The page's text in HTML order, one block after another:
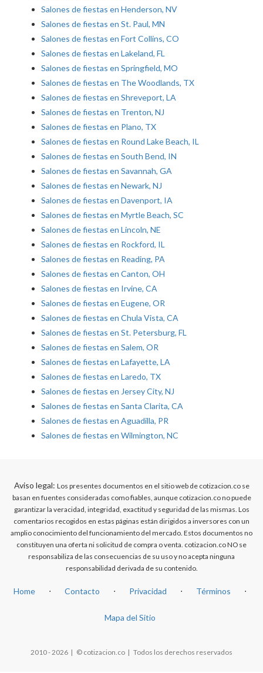
Salones de fiestas en Henderson, NV
Salones de fiestas en St. Paul, MN
Salones de fiestas en Fort Collins, CO
Salones de fiestas en Lakeland, FL
Salones de fiestas en Springfield, MO
Salones de fiestas en The Woodlands, TX
Salones de fiestas en Shreveport, LA
Salones de fiestas en Trenton, NJ
Salones de fiestas en Plano, TX
Salones de fiestas en Round Lake Beach, IL
Salones de fiestas en South Bend, IN
Salones de fiestas en Savannah, GA
Salones de fiestas en Newark, NJ
Salones de fiestas en Davenport, IA
Salones de fiestas en Myrtle Beach, SC
Salones de fiestas en Lincoln, NE
Salones de fiestas en Rockford, IL
Salones de fiestas en Reading, PA
Salones de fiestas en Canton, OH
Salones de fiestas en Irvine, CA
Salones de fiestas en Eugene, OR
Salones de fiestas en Chula Vista, CA
Salones de fiestas en St. Petersburg, FL
Salones de fiestas en Salem, OR
Salones de fiestas en Lafayette, LA
Salones de fiestas en Laredo, TX
Salones de fiestas en Jersey City, NJ
Salones de fiestas en Santa Clarita, CA
Salones de fiestas en Aguadilla, PR
Salones de fiestas en Wilmington, NC
Aviso legal: Los presentes documentos en el sitio web de cotizacion.co se
basan en fuentes consideradas como fiables, aunque cotizacion.co no puede
garantizar la veracidad, integridad, exactitud y seguridad de las mismas. Los
comentarios recogidos en estas páginas están dirigidos a inversores con un
amplio conocimiento del funcionamiento del mercado. Estos documentos no
constituyen una oferta ni solicitud de compra o venta. cotizacion.co NO se
responsabiliza de las consecuencias de su uso y no acepta ninguna
responsabilidad derivada de su contenido.
Home ⋅ Contacto ⋅ Privacidad ⋅ Términos ⋅
Mapa del Sitio
2010 - 2026 | © cotizacion.co | Todos los derechos reservados